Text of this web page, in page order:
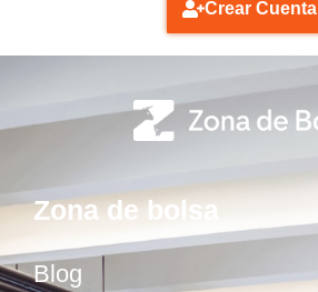
Crear Cuenta
Zona de bolsa
Blog